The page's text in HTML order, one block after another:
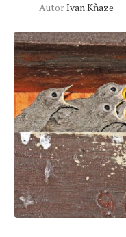
AutorIvan Kňaze